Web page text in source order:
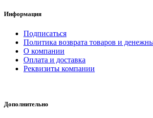
Информация
Подписаться
Политика возврата товаров и
О компании
Оплата и доставка
Реквизиты компании
Дополнительно